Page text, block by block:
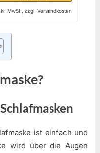
MwSt., zzgl. Versandkosten
ist einfach und
wird über die Augen